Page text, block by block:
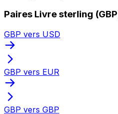
Paires Livre sterling
GBP vers USD
GBP vers EUR
GBP vers GBP